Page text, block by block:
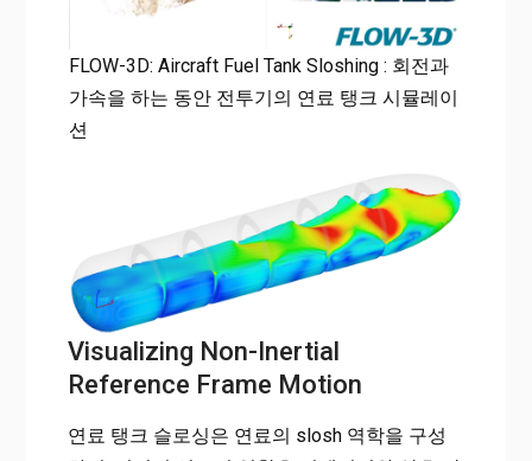
FLOW-3D: Aircraft Fuel Tank Sloshing : 회전과
가속을 하는 동안 전투기의 연료 탱크 시뮬레이
션
Visualizing Non-Inertial
Reference Frame Motion
연료 탱크 슬로싱은 연료의 slosh 역학을 구성